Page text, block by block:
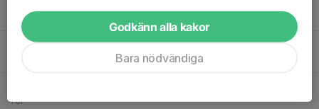
Tor
Godkänn alla kakor
Bara nödvändiga